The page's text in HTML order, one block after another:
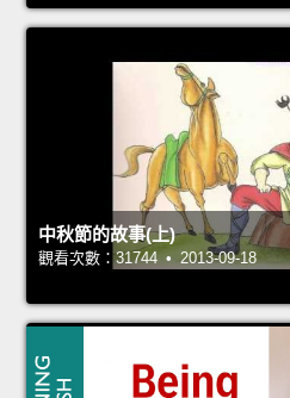
中秋節的故事(上)
觀看次數：31744 • 2013-09-18